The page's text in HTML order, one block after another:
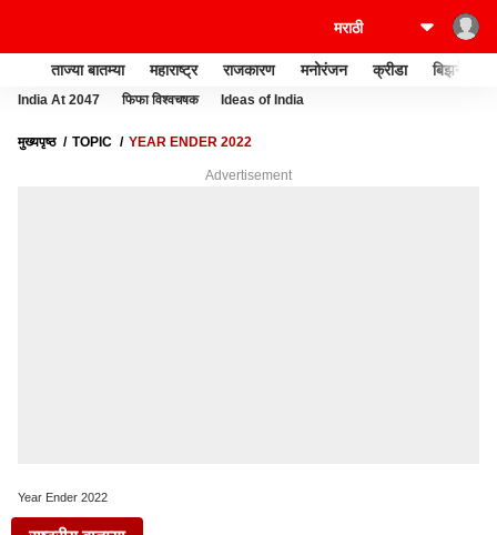
ताज्या बातम्या महाराष्ट्र राजकारण मनोरंजन क्रीडा बिझनेस
India At 2047 फिफा विश्वचषक Ideas of India
मुख्यपृष्ठ TOPIC YEAR ENDER 2022
Advertisement
Year Ender 2022